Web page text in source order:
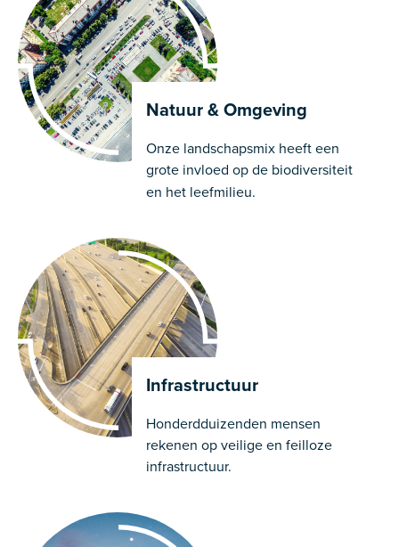
Natuur & Omgeving
Onze landschapsmix heeft een
grote invloed op de biodiversiteit
en het leefmilieu.
Infrastructuur
Honderdduizenden mensen
rekenen op veilige en feilloze
infrastructuur.